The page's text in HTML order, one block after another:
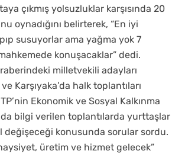
çıkmış yolsuzluklar karşısında 20
oynadığını belirterek, “En iyi
susuyorlar ama yağma yok 7
konuşacaklar” dedi.
milletvekili adayları
Karşıyaka’da halk toplantıları
Ekonomik ve Sosyal Kalkınma
bilgi verilen toplantılarda yurttaşlar
değişeceği konusunda sorular sordu.
üretim ve hizmet gelecek”